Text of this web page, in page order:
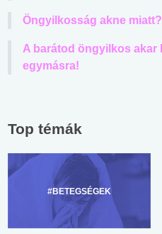
Öngyilkosság akne miatt?
A barátod öngyilkos akar
egymásra!
Top témák
#BETEGSÉGEK